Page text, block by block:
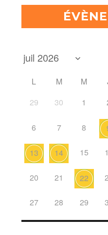
L M M
29
30 1
6 7 8
13 14 15
20 21 22
27 28 29